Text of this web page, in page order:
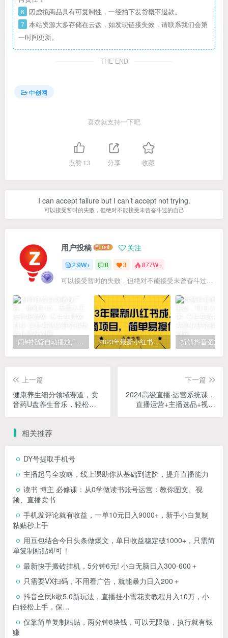
6 因虚拟商品具有可复制性，一经拍下发货概不退款。
7 本站资源大多存储在云盘，如发现链接失效，请联系我们会第
一时间更新。
THE END
中创网
喜欢就支持一下吧
点赞13 分享 收藏
I can accept failure but I can’t accept not trying.
可以接受暂时的失败，但绝对不能接受未曾奋斗过的自己
用户投稿 关注
2.9W+ 0 3 877W+
可以接受暂时的失败，但绝对不能接受未曾奋斗过的自己
闹钟托管自动播放广告，单机5-10，无需人工操作 2023年最新小红书成人电商项目，简单易操作【详细教程】
上一篇
健康养生细分领域赛道，卖
音药U盘养生音乐，轻松月
下一篇
2024高级直播·运营系统课，
直播运营+主播选品+视频
相关推荐
DY号提取手机号
主播起号全攻略，线上课助你从基础到进阶，提升直播能力
读书 博主 必修课：从0学做读书账号运营：教你图文、视
频、直播卖书
手机发评论就有收益，一单10元日入9000+，新手小白复制
粘贴秒上手
用豆包结合今日头条做爆文，单日收益稳定破1000+，只需简
单复制粘贴即可！
最新快手搬砖挂机，5分钟6元! 小白无脑日入300-600＋
只需要VX扫码，不用看广告，就能暴力日入200＋
抖音全民k歌5.0新玩法，直播挂小雪花卖教程月入10万，小
白轻松上手，保…
仅靠简单复制粘贴，两分钟8块钱，可以无限做，执行就有钱
赚